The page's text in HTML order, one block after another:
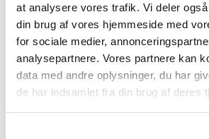
at analysere vores trafik. Vi deler
din brug af vores hjemmeside med
for sociale medier,
analysepartnere. Vores partnere kan
data med andre oplysninger, du har
de har indsamlet fra din brug af deres
Du vil måske også